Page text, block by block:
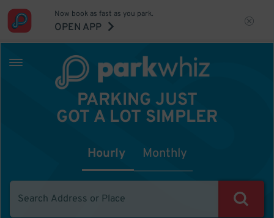
Now book as fast as you park.
OPEN APP
PARKING JUST
GOT A LOT SIMPLER
Hourly Monthly